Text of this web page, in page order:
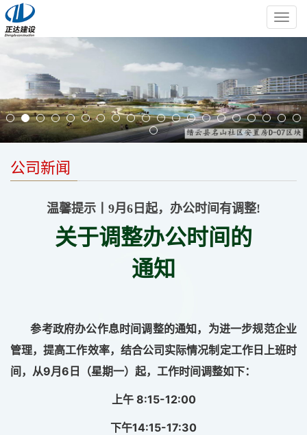
导
航
公司新闻
温馨提示丨9月6日起，办公时间有调整!
关于调整办公时间的
通知
参考政府办公作息时间调整的通知，为进一步规范企业
管理，提高工作效率，结合公司实际情况制定工作日上班时
间，从9月6日（星期一）起，工作时间调整如下：
上午 8:15-12:00
下午14:15-17:30